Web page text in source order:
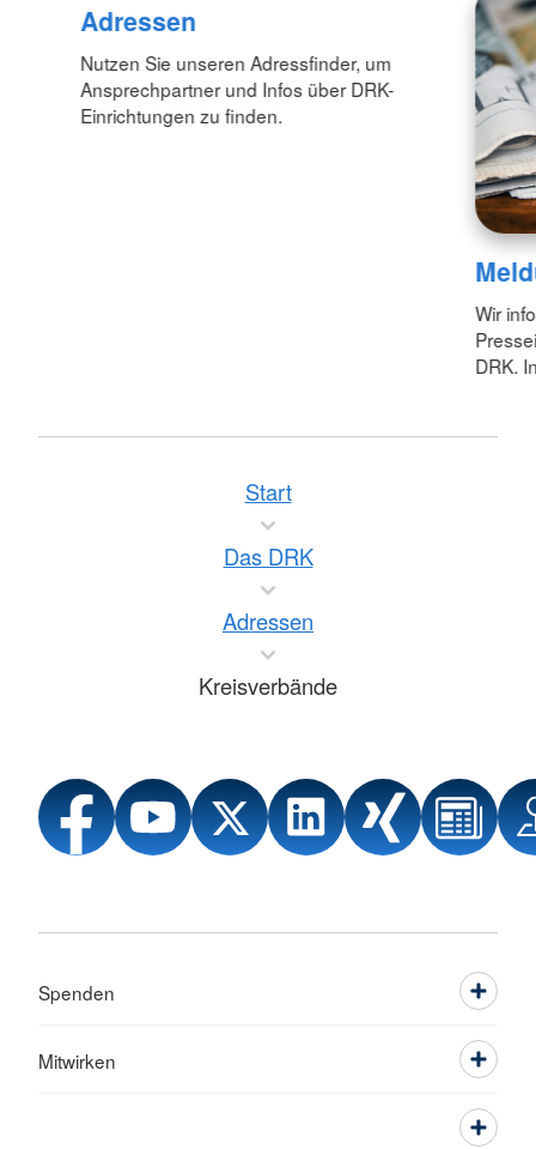
Adressen
Nutzen Sie unseren Adressfinder, um
Ansprechpartner und Infos über DRK-
Einrichtungen zu finden.
Wir
DRK.
Start
Das DRK
Adressen
Kreisverbände
Spenden
Mitwirken